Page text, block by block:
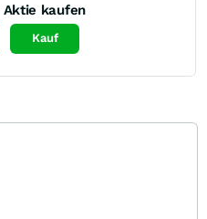
Aktie kaufen
Kauf